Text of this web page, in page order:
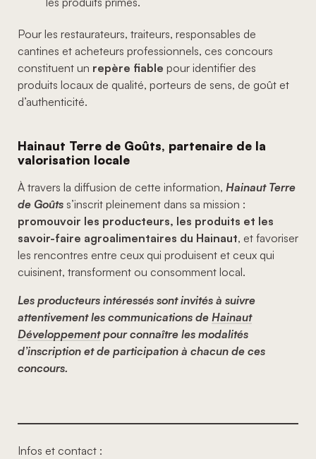
Pour les restaurateurs, traiteurs, responsables de
cantines et acheteurs professionnels, ces concours
constituent un repère fiable pour identifier des
produits locaux de qualité, porteurs de sens, de goût et
d’authenticité.
Hainaut Terre de Goûts, partenaire de la
valorisation locale
À travers la diffusion de cette information, Hainaut Terre
de Goûts s’inscrit pleinement dans sa mission :
promouvoir les producteurs, les produits et les
savoir-faire agroalimentaires du Hainaut, et favoriser
les rencontres entre ceux qui produisent et ceux qui
cuisinent, transforment ou consomment local.
Les producteurs intéressés sont invités à suivre
attentivement les communications de Hainaut
Développementpour connaître les modalités
d’inscription et de participation à chacun de ces
concours.
Infos et contact :